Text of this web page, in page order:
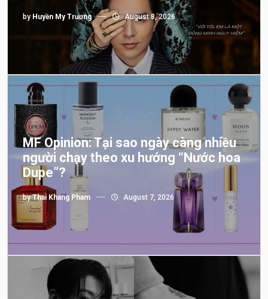
by Huyền My Trương August 8, 2026
MF Opinion: Tại sao ngày càng nhiều
người chạy theo xu hướng “Nước hoa
Dupe”?
byThai Khang Pham August 7, 2026